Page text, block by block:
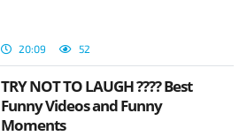
20:09 52
TRY NOT TO LAUGH ???? Best
Funny Videos and Funny
Moments